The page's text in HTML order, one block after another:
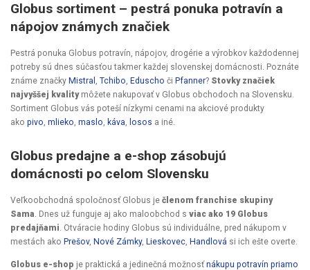
Globus sortiment – pestrá ponuka potravín a
nápojov známych značiek
Pestrá ponuka Globus potravín, nápojov, drogérie a výrobkov každodennej
potreby sú dnes súčasťou takmer každej slovenskej domácnosti. Poznáte
známe značky Mistral , Tchibo, Eduscho či Pfanner? Stovky značiek
najvyššej kvalitymôžete nakupovať v Globus obchodoch na Slovensku.
Sortiment Globus vás poteší nízkymi cenami na akciové produkty
ako pivo, mlieko, maslo, káva, losos a iné.
Globus predajne a e-shop zásobujú
domácnosti po celom Slovensku
Veľkoobchodná spoločnosť Globus je členom franchise skupiny
Sama . Dnes už funguje aj ako maloobchod s viac ako 19 Globus
predajňami . Otváracie hodiny Globus sú individuálne, pred nákupom v
mestách ako Prešov, Nové Zámky, Lieskovec Handlová si ich ešte overte.
Globus e-shop je praktická a jedinečná možnosťnákupu potravín priamo